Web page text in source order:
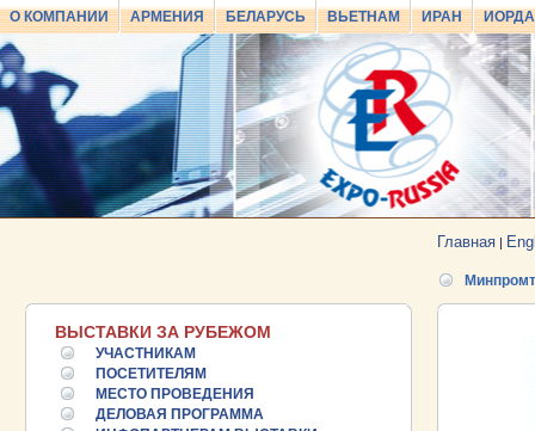
О КОМПАНИИ АРМЕНИЯ БЕЛАРУСЬ ВЬЕТНАМ ИРАН
Главная |
ВЫСТАВКИ ЗА РУБЕЖОМ
УЧАСТНИКАМ
ПОСЕТИТЕЛЯМ
МЕСТО ПРОВЕДЕНИЯ
ДЕЛОВАЯ ПРОГРАММА